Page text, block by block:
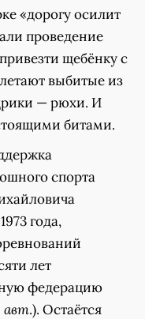
«дорогу осилит
проведение
щебёнку с
выбитые из
— рюхи. И
битами.
спорта
года,
лет
федерацию
авт.). Остаётся